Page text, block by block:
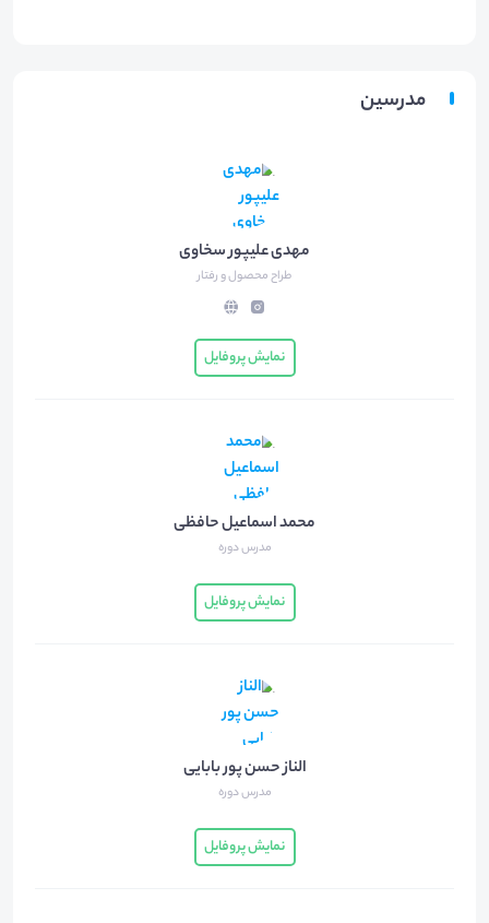
مدرسین
مهدی علیپور سخاوی
طراح محصول و رفتار
نمایش پروفایل
محمد اسماعیل حافظی
مدرس دوره
نمایش پروفایل
الناز حسن پور بابایی
مدرس دوره
نمایش پروفایل